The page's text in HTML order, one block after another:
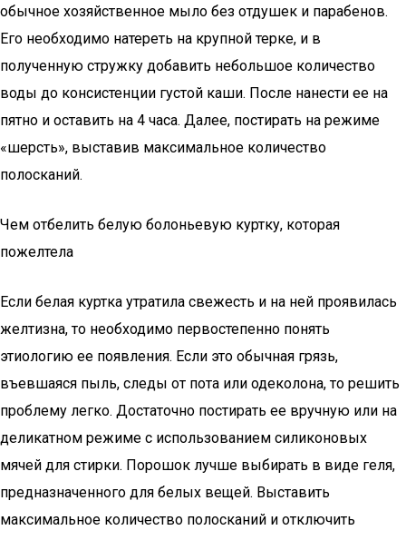
обычное хозяйственное мыло без отдушек и парабенов.
Его необходимо натереть на крупной терке, и в
полученную стружку добавить небольшое количество
воды до консистенции густой каши. После нанести ее на
пятно и оставить на 4 часа. Далее, постирать на режиме
«шерсть», выставив максимальное количество
полосканий.
Чем отбелить белую болоньевую куртку, которая
пожелтела
Если белая куртка утратила свежесть и на ней проявилась
желтизна, то необходимо первостепенно понять
этиологию ее появления. Если это обычная грязь,
въевшаяся пыль, следы от пота или одеколона, то решить
проблему легко. Достаточно постирать ее вручную или на
деликатном режиме с использованием силиконовых
мячей для стирки. Порошок лучше выбирать в виде геля,
предназначенного для белых вещей. Выставить
максимальное количество полосканий и отключить